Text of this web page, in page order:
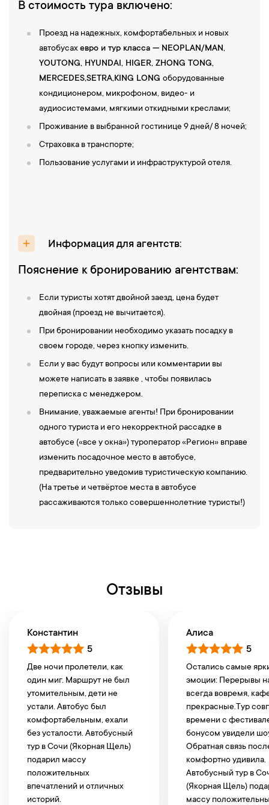
В стоимость тура включено:
Проезд на надежных, комфортабельных и новых
автобусахевро и тур класса — NEOPLAN/MAN,
YOUTONG, HYUNDAI, НIGER, ZHONG TONG,
MERCEDES,SETRA,KING LONG оборудованные
кондиционером, микрофоном, видео- и
аудиосистемами, мягкими откидными креслами;
Проживание в выбранной гостинице 9 дней/ 8 ночей;
Страховка в транспорте;
Пользование услугами и инфраструктурой отеля.
Информация для агентств:
Пояснение к бронированию агентствам:
Если туристы хотят двойной заезд, цена будет
двойная (проезд не вычитается).
При бронировании необходимо указать посадку в
своем городе, через кнопку изменить.
Если у вас будут вопросы или комментарии вы
можете написать в заявке , чтобы появилась
переписка с менеджером.
Внимание, уважаемые агенты! При бронировании
одного туриста и его некорректной рассадке в
автобусе («все у окна») туроператор «Регион» вправе
изменить посадочное место в автобусе,
предварительно уведомив туристическую компанию.
(На третье и четвёртое места в автобусе
рассаживаются только совершеннолетние туристы!)
Отзывы
Константин
5
Две ночи пролетели, как
один миг. Маршрут не был
утомительным, дети не
устали. Автобус был
комфортабельным, ехали
без усталости. Автобусный
тур в Сочи (Якорная Щель)
подарил массу
положительных
впечатлений и отличных
историй.
Алиса
5
Остались самые
эмоции: Перерывы
всегда вовремя,
прекрасные.Тур
времени с
бонусом увидели
Обратная связь
комфортно удивила.
Автобусный тур в
(Якорная Щель)
массу